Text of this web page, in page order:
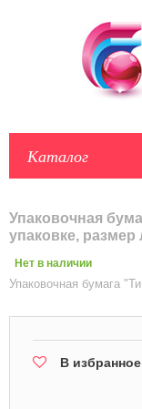
Каталог
Упаковочная
упаковке, размер
Нет в наличии
Упаковочная бумага
В избранное